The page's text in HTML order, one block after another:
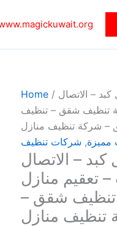
Home / – الاتصال
تنظيف شقق – تنظيف
شركة تنظيف منازل
مميزة, شركات تنظيف
– الاتصال
– تعقيم منازل
شقق –
منازل